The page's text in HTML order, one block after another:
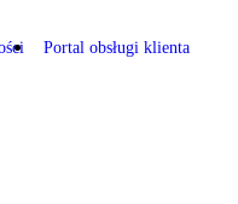
Portal obsługi klienta